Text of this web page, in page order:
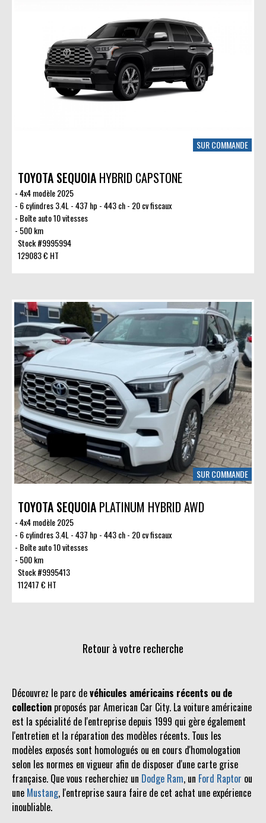
Découvrez le parc devéhicules américains récents ou de
collection proposés par American Car City. La voiture américaine
est la spécialité de l'entreprise depuis 1999 qui gère également
l'entretien et la réparation des modèles récents. Tous les
modèles exposés sont homologués ou en cours d'homologation
selon les normes en vigueur afin de disposer d'une carte grise
française. Que vous recherchiez un Dodge Ram, un Ford Raptor ou
une Mustang, l'entreprise saura faire de cet achat une expérience
inoubliable.
SUR COMMANDE
TOYOTA SEQUOIA HYBRID CAPSTONE
4x4 modèle 2025
6 cylindres 3.4L - 437 hp - 443 ch - 20 cv fiscaux
Boîte auto 10 vitesses
500 km
Stock #9995994
129083 € HT
SUR COMMANDE
TOYOTA SEQUOIA PLATINUM HYBRID AWD
4x4 modèle 2025
6 cylindres 3.4L - 437 hp - 443 ch - 20 cv fiscaux
Boîte auto 10 vitesses
500 km
Stock #9995413
112417 € HT
Retour à votre recherche